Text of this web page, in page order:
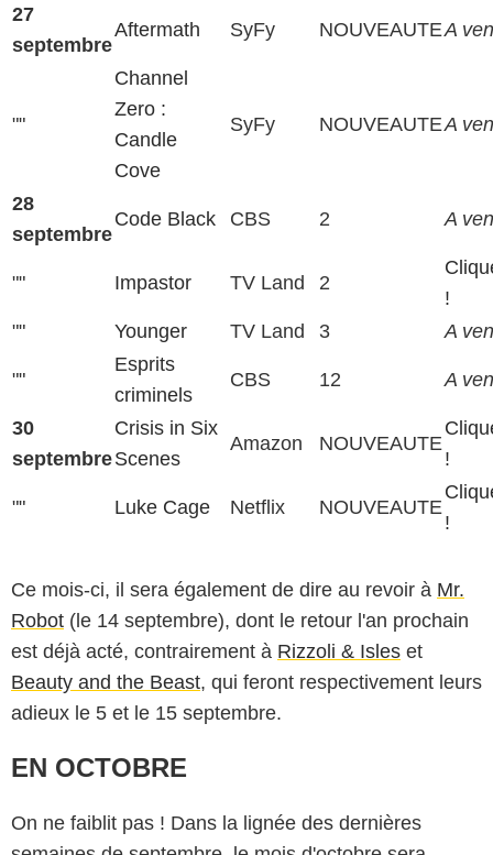
27
septembre
Aftermath SyFy NOUVEAUTEA
""
Channel
Zero :
Candle
Cove
SyFy NOUVEAUTEA
28
septembre
Code Black CBS 2 A
"" Impastor TV Land 2
!
""
Younger TV Land 3 A
""
Esprits
criminels
CBS 12 A
30
septembre
Crisis in Six
Scenes
Amazon NOUVEAUTE
!
"" Luke Cage Netflix NOUVEAUTE
!
Ce mois-ci, il sera également de dire au revoir à Mr.
Robot (le 14 septembre), dont le retour l'an prochain
est déjà acté, contrairement à Rizzoli & Isles et
Beauty and the Beast, qui feront respectivement leurs
adieux le 5 et le 15 septembre.
EN OCTOBRE
On ne faiblit pas ! Dans la lignée des dernières